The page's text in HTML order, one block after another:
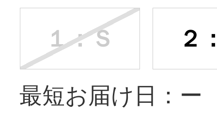
１：Ｓ ２
最短お届け日：ー